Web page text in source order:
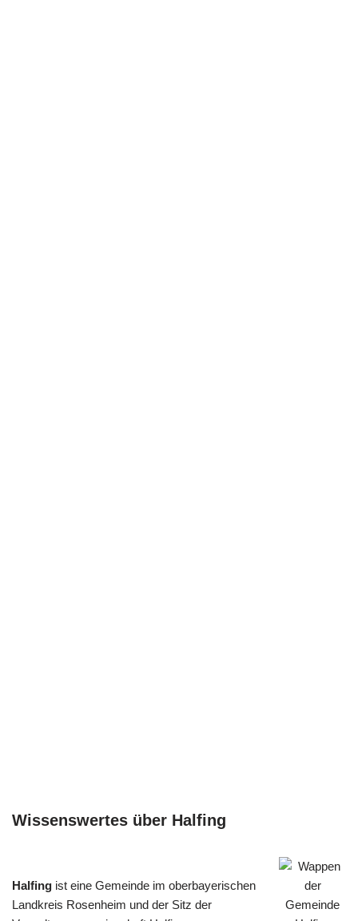
Wissenswertes über Halfing
Halfing ist eine Gemeinde im oberbayerischen
Landkreis Rosenheim und der Sitz der